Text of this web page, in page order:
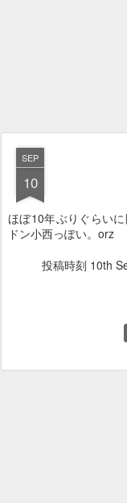
SEP
10
ほぼ10年ぶりぐらい
ドン小西っぽい。orz
投稿時刻 10th